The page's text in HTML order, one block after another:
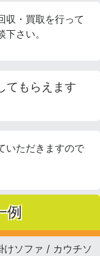
収・買取を行って
さい。
てもらえます
いただきますので
例
ソファ / カウチソ